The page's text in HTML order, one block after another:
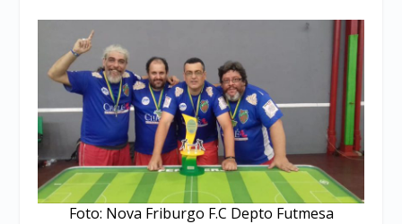
Foto: Nova Friburgo F.C Depto Futmesa